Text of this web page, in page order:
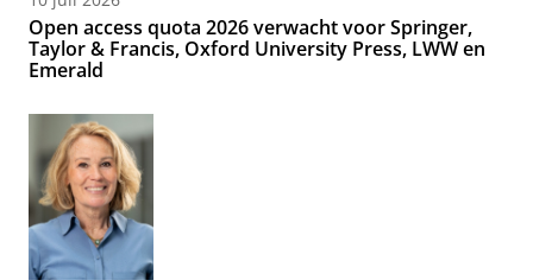
Open access quota 2026 verwacht voor Springer,
Taylor & Francis, Oxford University Press, LWW en
Emerald